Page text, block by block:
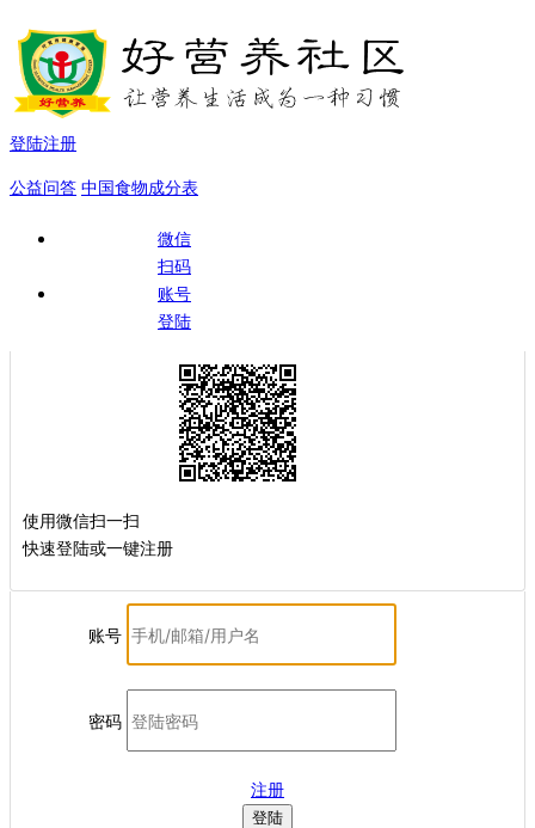
登陆注册
公益问答 中国食物成分表
微信
扫码
账号
登陆
使用微信扫一扫
快速登陆或一键注册
账号
密码
注册
登陆